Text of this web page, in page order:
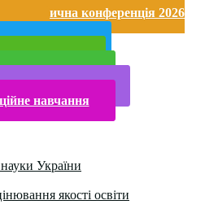
практична конференція 2026
навчання
науки України
якості освіти